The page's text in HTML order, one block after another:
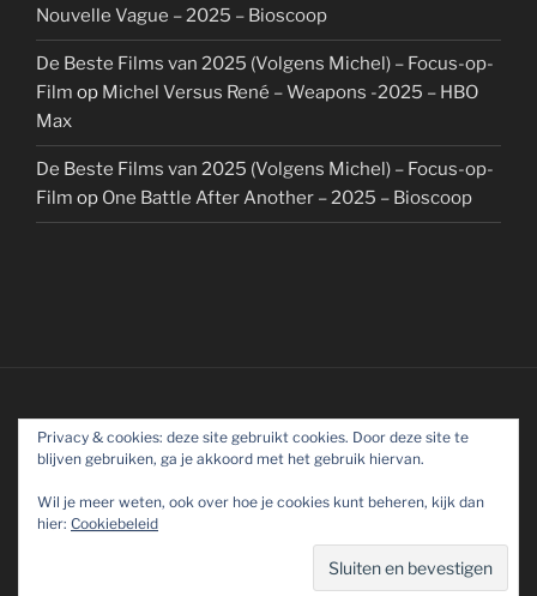
Nouvelle Vague – 2025 – Bioscoop
De Beste Films van 2025 (Volgens Michel) – Focus-op-
Film op Michel Versus René – Weapons -2025 – HBO
Max
De Beste Films van 2025 (Volgens Michel) – Focus-op-
Film op One Battle After Another – 2025 – Bioscoop
Privacy & cookies: deze site gebruikt cookies. Door deze site te
blijven gebruiken, ga je akkoord met het gebruik hiervan.
Wil je meer weten, ook over hoe je cookies kunt beheren, kijk dan
hier: Cookiebeleid